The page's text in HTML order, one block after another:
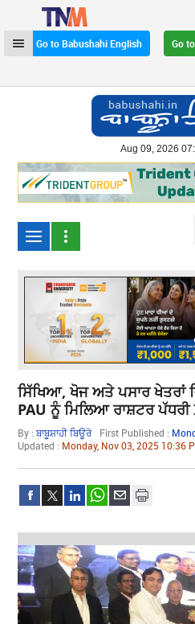
Go to Babushahi English
Go
Aug 09, 2026
ਸਿੱਖਿਆ, ਖੋਜ ਅਤੇ ਪਸਾਰ ਖੇਤਰਾਂ
PAU ਨੂੰ ਮਿਲਿਆ ਰਾਸ਼ਟਰ
By :ਬਾਬੂਸ਼ਾਹੀ ਬਿਊਰੋ First Published :
Updated : Monday, Nov 03, 2025 10:36